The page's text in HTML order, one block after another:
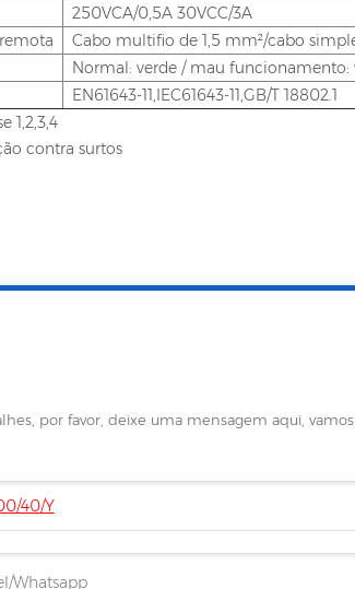
250VCA/0,5A 30VCC/3A
Cabo multifio de 1,5 mm²/cabo
Normal: verde / mau funcionamento:
EN61643-11,IEC61643-11,GB/T 18802.1
1,2,3,4
contra surtos
por favor, deixe uma mensagem aqui,
40/Y